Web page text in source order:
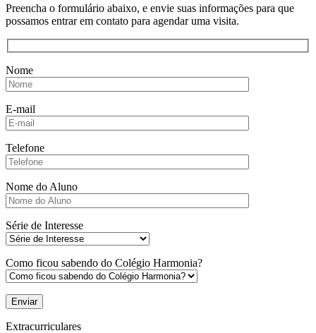
Preencha o formulário abaixo, e envie suas informações para que
possamos entrar em contato para agendar uma visita.
Nome
E-mail
Telefone
Nome do Aluno
Série de Interesse
Como ficou sabendo do Colégio Harmonia?
Extracurriculares